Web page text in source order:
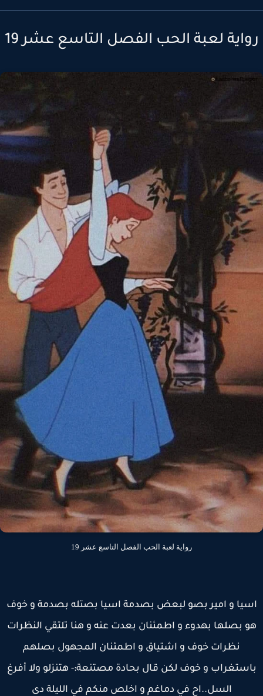
لعبة الحب الفصل التاسع عشر 19
رواية لعبة الحب الفصل التاسع عشر 19
و امير بصو لبعض بصدمة اسيا بصتله بصدمة و خوف
بصلها بهدوء و اطمئنان بعدت عنه و هنا تلتقي النظرات
نظرات خوف و اشتياق و اطمئنان المجهول بصلهم
و خوف لكن قال بحادة مصتنعة:- هتنزلو ولا أفرغ
السل..اح في دماغم و اخلص منكم في الليلة دى